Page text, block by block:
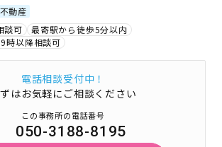
不動産
談可
最寄駅から徒歩5分以内
時以降相談可
電話相談受付中！
はお気軽にご相談ください
この事務所の電話番号
050-3188-8195